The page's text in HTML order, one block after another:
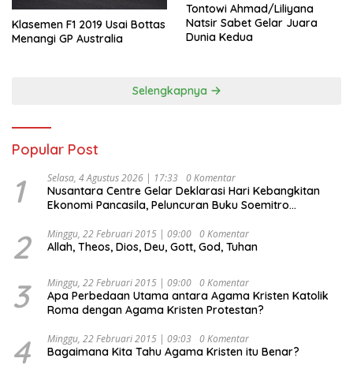
Klasemen F1 2019 Usai Bottas
Menangi GP Australia
Tontowi Ahmad/Liliyana
Natsir Sabet Gelar Juara
Dunia Kedua
Selengkapnya
Popular Post
1 Selasa, 4 Agustus 2026 | 17:33 0 Komentar
Nusantara Centre Gelar Deklarasi Hari Kebangkitan
Ekonomi Pancasila, Peluncuran Buku Soemitro
Ekonomi Politik Indonesia) & Simposium Nasional
“Urgensi Undang-Undang Perekonomian Nasional dan
Indonesia Emas 2045”,
2 Minggu, 22 Februari 2015 | 09:00 0 Komentar
Allah, Theos, Dios, Deu, Gott, God, Tuhan
3 Minggu, 22 Februari 2015 | 09:00 0 Komentar
Apa Perbedaan Utama antara Agama Kristen Katolik
Roma dengan Agama Kristen Protestan?
4 Minggu, 22 Februari 2015 | 09:03 0 Komentar
Bagaimana Kita Tahu Agama Kristen itu Benar?